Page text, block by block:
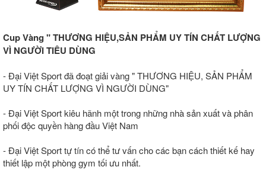
Cup Vàng " THƯƠNG HIỆU,SẢN PHẨM UY TÍN CHẤT LƯỢNG
VÌ NGƯỜI TIÊU DÙNG
- Đại Việt Sport đã đoạt giải vàng " THƯƠNG HIỆU, SẢN PHẨM
UY TÍN CHẤT LƯỢNG VÌ NGƯỜI DÙNG"
- Đại Việt Sport kiêu hãnh một trong những nhà sản xuất và phân
phối độc quyền hàng đầu Việt Nam
- Đại Việt Sport tự tín có thể tư vấn cho các bạn cách thiết kế hay
thiết lập một phòng gym tối ưu nhất.